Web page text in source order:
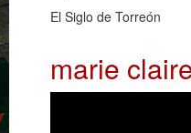
El Siglo de Torreón
marie